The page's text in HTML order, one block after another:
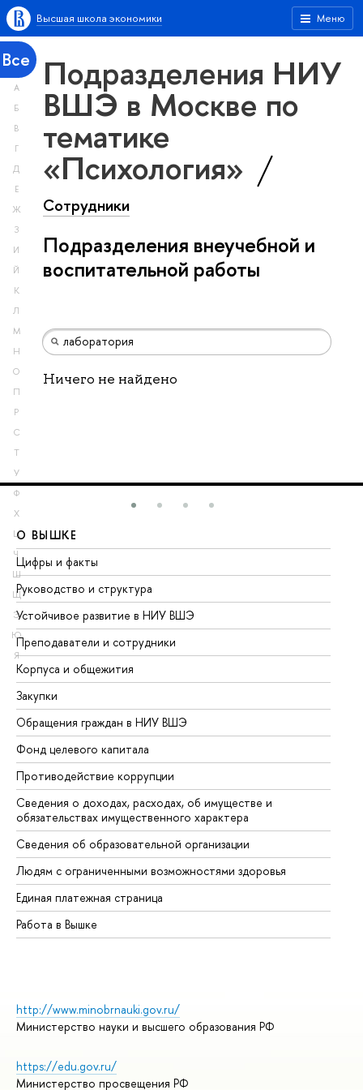
Меню
Высшая школа экономики
Все
А
Б
В
Г
Д
Е
Ж
З
И
Й
К
Л
М
Н
О
П
Р
С
Т
У
Ф
Х
Ц
Ч
Ш
Щ
Э
Ю
Я
Подразделения НИУ
ВШЭ в Москве по
тематике
«Психология»
Сотрудники
Подразделения внеучебной и
воспитательной работы
Ничего не найдено
О ВЫШКЕ
Цифры и факты
Руководство и структура
Устойчивое развитие в НИУ ВШЭ
Преподаватели и сотрудники
Корпуса и общежития
Закупки
Обращения граждан в НИУ ВШЭ
Фонд целевого капитала
Противодействие коррупции
Сведения о доходах, расходах, об имуществе и
обязательствах имущественного характера
Сведения об образовательной организации
Людям с ограниченными возможностями здоровья
Единая платежная страница
Работа в Вышке
http://www.minobrnauki.gov.ru/
Министерство науки и высшего образования РФ
https://edu.gov.ru/
Министерство просвещения РФ